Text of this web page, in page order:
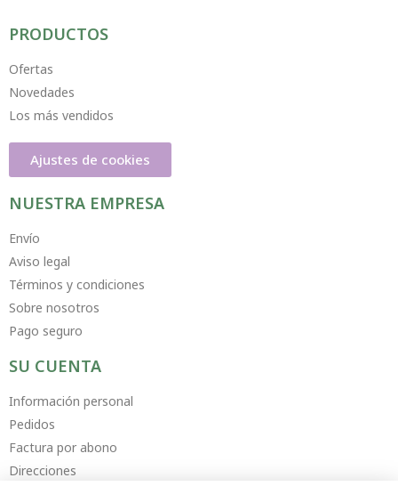
PRODUCTOS
Ofertas
Novedades
Los más vendidos
Ajustes de cookies
NUESTRA EMPRESA
Envío
Aviso legal
Términos y condiciones
Sobre nosotros
Pago seguro
SU CUENTA
Información personal
Pedidos
Factura por abono
Direcciones